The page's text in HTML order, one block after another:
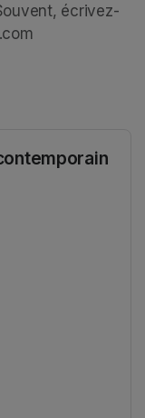
écrivez-